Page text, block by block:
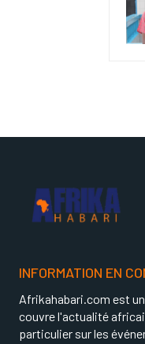
INFORMATION EN
Afrikahabari.com est
couvre l'actualité
particulier sur les